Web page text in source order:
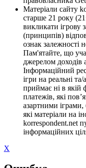
Матеріали сайту
старше 21 року
викликати ігрову
(принципів)
ознак залежності
Пам'ятайте, що
джерелом доходів
Інформаційний
ігри на реальні
приймає ні в якій
платежів, які
азартними
які матеріали на
korrespondent.net
інформаційних
X